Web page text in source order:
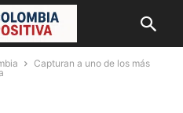
Capturan a uno de los más